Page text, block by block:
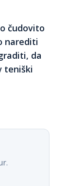
čudovito
narediti
da
teniški